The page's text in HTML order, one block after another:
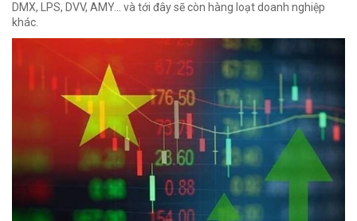
DMX, LPS, DVV, AMY... và tới đây sẽ còn hàng loạt doanh nghiệp
khác.